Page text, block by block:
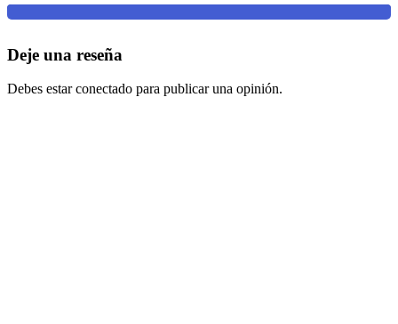
Deje una reseña
Debes estar conectado para publicar una opinión.